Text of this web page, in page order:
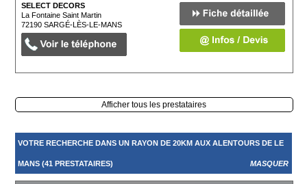
SELECT DECORS
La Fontaine Saint Martin
72190SARGÉ-LÈS-LE-MANS
Afficher tous les prestataires
VOTRE RECHERCHE DANS UN RAYON DE 20KM AUX ALENTOURS DE LE
MANS (41 PRESTATAIRES) MASQUER